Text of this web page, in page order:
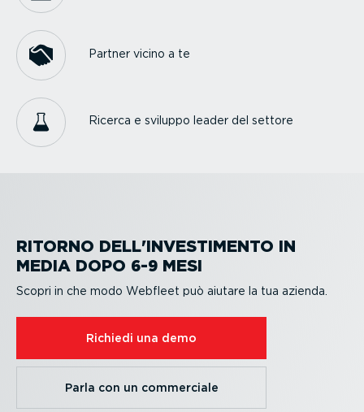
Partner vicino a te
Ricerca e sviluppo leader del settore
RITORNO DELL'INVESTI­MENTO IN
MEDIA DOPO 6-9 MESI
Scopri in che modo Webfleet può aiutare la tua azienda.
Richiedi una demo
Parla con un commerciale